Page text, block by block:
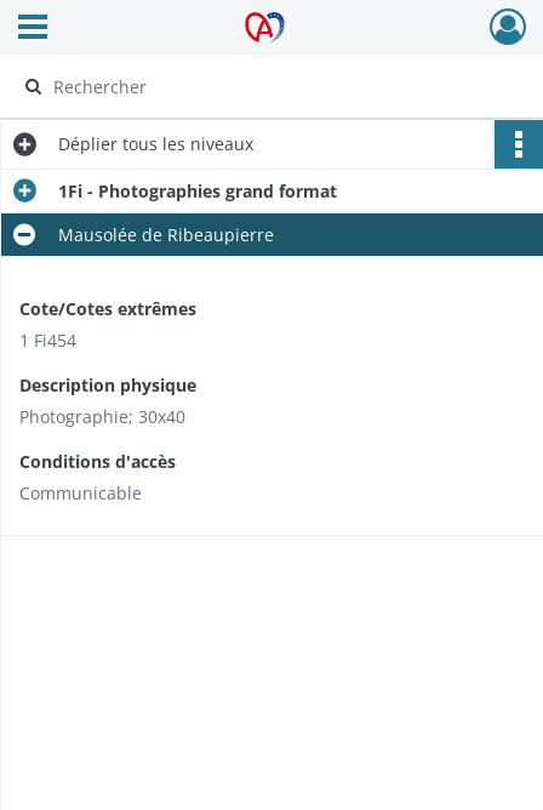
Archives Alsace - Colmar
Ouvrir le menu déroulant
Déplier tous les niveaux
1Fi - Photographies grand format
Mausolée de Ribeaupierre
Cote/Cotes extrêmes
1 Fi454
Description physique
Photographie; 30x40
Conditions d'accès
Communicable